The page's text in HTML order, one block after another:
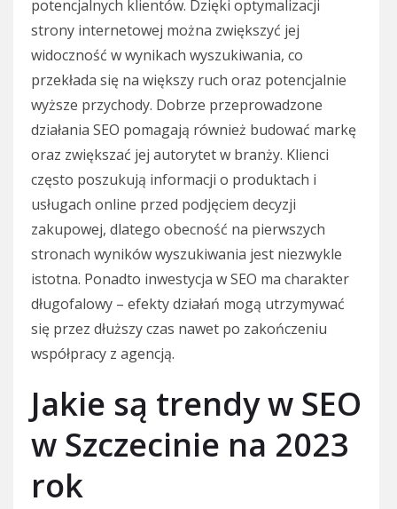
potencjalnych klientów. Dzięki optymalizacji
strony internetowej można zwiększyć jej
widoczność w wynikach wyszukiwania, co
przekłada się na większy ruch oraz potencjalnie
wyższe przychody. Dobrze przeprowadzone
działania SEO pomagają również budować markę
oraz zwiększać jej autorytet w branży. Klienci
często poszukują informacji o produktach i
usługach online przed podjęciem decyzji
zakupowej, dlatego obecność na pierwszych
stronach wyników wyszukiwania jest niezwykle
istotna. Ponadto inwestycja w SEO ma charakter
długofalowy – efekty działań mogą utrzymywać
się przez dłuższy czas nawet po zakończeniu
współpracy z agencją.
Jakie są trendy w SEO
w Szczecinie na 2023
rok